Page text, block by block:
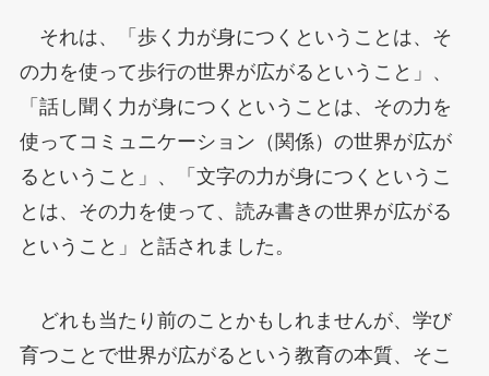
それは、「歩く力が身につくということは、そ
の力を使って歩行の世界が広がるということ」、
「話し聞く力が身につくということは、その力を
使ってコミュニケーション（関係）の世界が広が
るということ」、「文字の力が身につくというこ
とは、その力を使って、読み書きの世界が広がる
ということ」と話されました。
どれも当たり前のことかもしれませんが、学び
育つことで世界が広がるという教育の本質、そこ